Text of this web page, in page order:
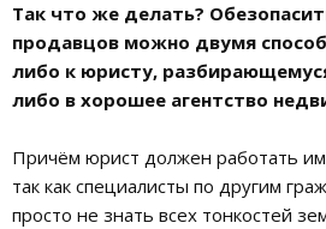
Так что же делать?
продавцов можно двумя
либо к юристу,
либо в хорошее агентство
Причём юрист должен работать
так как специалисты по другим
просто не знать всех тонкостей